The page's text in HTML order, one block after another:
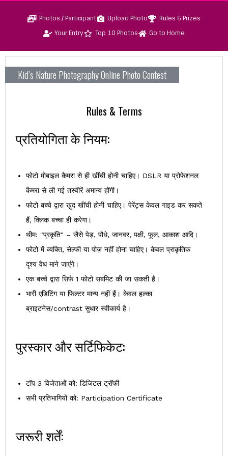
Photos / Participant Upload Photo
Rules & Prizes
Your Entry
Top 10 Photos Go to Home
Kid’s Nature Photography Online Photo Contest
Rules & Terms
प्रतियोगिता के नियम:
फोटो मोबाइल कैमरा से ही खींची होनी चाहिए। DSLR या प्रोफेशनल
कैमरा से ली गई तस्वीरें अमान्य होंगी।
फोटो बच्चे द्वारा खुद खींची होनी चाहिए। पेरेंट्स केवल गाइड कर सकते
हैं, क्लिक बच्चा ही करेगा।
थीम: "प्रकृति" – जैसे पेड़, पौधे, जानवर, पक्षी, फूल, आकाश आदि।
फोटो में व्यक्ति, सेल्फी या पोज़ नहीं होना चाहिए। केवल प्राकृतिक
दृश्य वैध माने जाएंगे।
एक बच्चे द्वारा सिर्फ 1 फोटो सबमिट की जा सकती है।
भारी एडिटिंग या फिल्टर मान्य नहीं हैं। केवल हल्का
ब्राइटनेस/contrast सुधार स्वीकार्य है।
पुरस्कार और सर्टिफिकेट:
टॉप 3 विजेताओं को: डिजिटल ट्रॉफी
सभी प्रतिभागियों को: Participation Certificate
जरूरी शर्तें: